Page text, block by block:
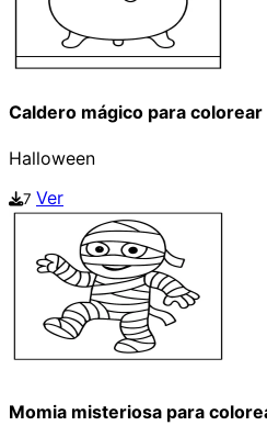
Caldero mágico para colorear
Halloween
7 Ver
Momia misteriosa para